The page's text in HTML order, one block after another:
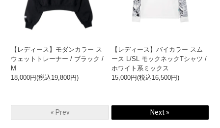
【レディース】モダンカラー ス
ウェットトレーナー / ブラック /
M
18,000円(税込19,800円)
【レディース】バイカラー スム
ース L/SL モックネックTシャツ /
ホワイト系ミックス
15,000円(税込16,500円)
« Prev Next »